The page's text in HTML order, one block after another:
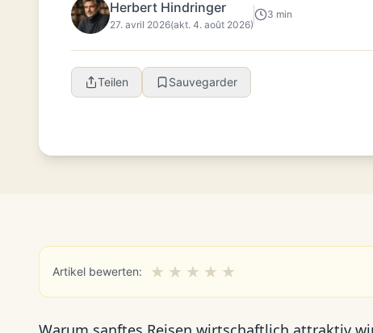
Herbert Hindringer
27. avril 2026(akt. 4. août 2026)
3 min
Teilen Sauvegarder
Artikel bewerten: ★ ★ ★ ★ ★